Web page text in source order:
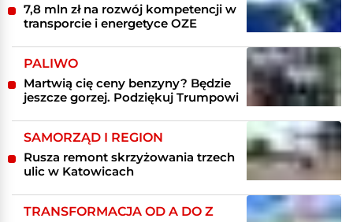
7,8 mln zł na rozwój kompetencji w
transporcie i energetyce OZE
PALIWO
Martwią cię ceny benzyny? Będzie
jeszcze gorzej. Podziękuj Trumpowi
SAMORZĄD I REGION
Rusza remont skrzyżowania trzech
ulic w Katowicach
TRANSFORMACJA OD A DO Z